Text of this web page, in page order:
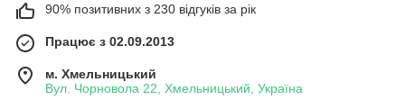
використовувати комбінації з двох фунгіцидів для досягнення
інтернет-магазині представлений препарат «Стробитек».
Захисні засоби для картоплі, буряків і
для зернових
90% позитивних з 230 відгуків за рік
Працює з 02.09.2013
м. Хмельницький
Вул. Чорновола 22, Хмельницький, Україна